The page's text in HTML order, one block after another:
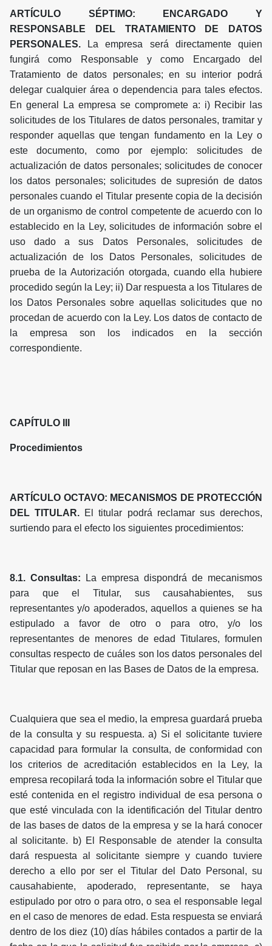
ARTÍCULO SÉPTIMO: ENCARGADO Y
RESPONSABLE DEL TRATAMIENTO DE DATOS
PERSONALES. La empresa será directamente quien
fungirá como Responsable y como Encargado del
Tratamiento de datos personales; en su interior podrá
delegar cualquier área o dependencia para tales efectos.
En general La empresa se compromete a: i) Recibir las
solicitudes de los Titulares de datos personales, tramitar y
responder aquellas que tengan fundamento en la Ley o
este documento, como por ejemplo: solicitudes de
actualización de datos personales; solicitudes de conocer
los datos personales; solicitudes de supresión de datos
personales cuando el Titular presente copia de la decisión
de un organismo de control competente de acuerdo con lo
establecido en la Ley, solicitudes de información sobre el
uso dado a sus Datos Personales, solicitudes de
actualización de los Datos Personales, solicitudes de
prueba de la Autorización otorgada, cuando ella hubiere
procedido según la Ley; ii) Dar respuesta a los Titulares de
los Datos Personales sobre aquellas solicitudes que no
procedan de acuerdo con la Ley. Los datos de contacto de
la empresa son los indicados en la sección
correspondiente.
CAPÍTULO III
Procedimientos
ARTÍCULO OCTAVO: MECANISMOS DE PROTECCIÓN
DEL TITULAR. El titular podrá reclamar sus derechos,
surtiendo para el efecto los siguientes procedimientos:
8.1. Consultas:
La empresa dispondrá de mecanismos
para que el Titular, sus causahabientes, sus
representantes y/o apoderados, aquellos a quienes se ha
estipulado a favor de otro o para otro, y/o los
representantes de menores de edad Titulares, formulen
consultas respecto de cuáles son los datos personales del
Titular que reposan en las Bases de Datos de la empresa.
Cualquiera que sea el medio, la empresa guardará prueba
de la consulta y su respuesta. a) Si el solicitante tuviere
capacidad para formular la consulta, de conformidad con
los criterios de acreditación establecidos en la Ley, la
empresa recopilará toda la información sobre el Titular que
esté contenida en el registro individual de esa persona o
que esté vinculada con la identificación del Titular dentro
de las bases de datos de la empresa y se la hará conocer
al solicitante. b) El Responsable de atender la consulta
dará respuesta al solicitante siempre y cuando tuviere
derecho a ello por ser el Titular del Dato Personal, su
causahabiente, apoderado, representante, se haya
estipulado por otro o para otro, o sea el responsable legal
en el caso de menores de edad. Esta respuesta se enviará
dentro de los diez (10) días hábiles contados a partir de la